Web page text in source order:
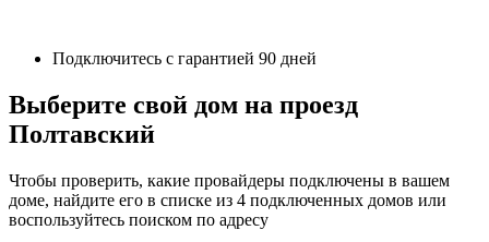
Подключитесь с гарантией 90 дней
Выберите свой дом на проезд
Полтавский
Чтобы проверить, какие провайдеры подключены в вашем
доме, найдите его в списке из 4 подключенных домов или
воспользуйтесь поиском по адресу